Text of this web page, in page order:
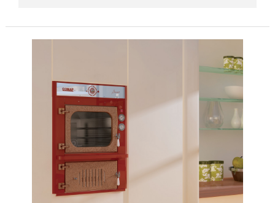
TERMOCUCINE E
CUCINE DA INTERNO
GAZEBI
CAMINI A GAS